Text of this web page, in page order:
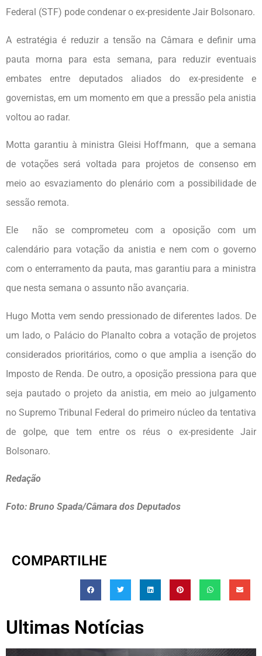
Federal (STF) pode condenar o ex-presidente Jair Bolsonaro.
A estratégia é reduzir a tensão na Câmara e definir uma
pauta morna para esta semana, para reduzir eventuais
embates entre deputados aliados do ex-presidente e
governistas, em um momento em que a pressão pela anistia
voltou ao radar.
Motta garantiu à ministra Gleisi Hoffmann, que a semana
de votações será voltada para projetos de consenso em
meio ao esvaziamento do plenário com a possibilidade de
sessão remota.
Ele não se comprometeu com a oposição com um
calendário para votação da anistia e nem com o governo
com o enterramento da pauta, mas garantiu para a ministra
que nesta semana o assunto não avançaria.
Hugo Motta vem sendo pressionado de diferentes lados. De
um lado, o Palácio do Planalto cobra a votação de projetos
considerados prioritários, como o que amplia a isenção do
Imposto de Renda. De outro, a oposição pressiona para que
seja pautado o projeto da anistia, em meio ao julgamento
no Supremo Tribunal Federal do primeiro núcleo da tentativa
de golpe, que tem entre os réus o ex-presidente Jair
Bolsonaro.
Redação
Foto: Bruno Spada/Câmara dos Deputados
COMPARTILHE
Ultimas Notícias